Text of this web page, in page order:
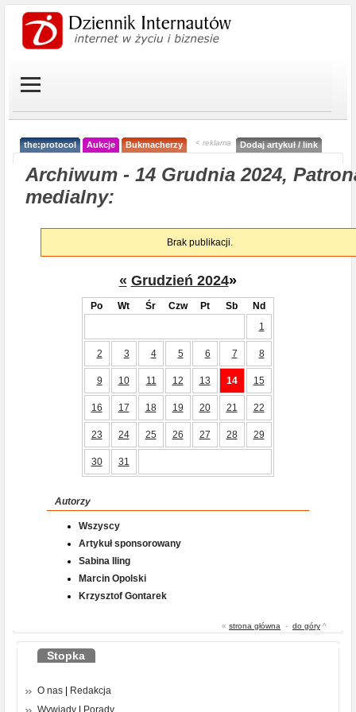
the:protocol Aukcje Bukmacherzy < reklama Dodaj artykuł / link
Archiwum - 14 Grudnia 2024,
medialny:
Brak publikacji.
« Grudzień 2024»
Po Wt Śr Czw Pt Sb
Nd
1
2 3 4 5 6 7 8
9 10 11 12 13 14 15
16 17 18 19 20 21 22
23 24 25 26 27 28 29
30 31
Autorzy
Wszyscy
Artykuł sponsorowany
Sabina Iling
Marcin Opolski
Krzysztof Gontarek
« strona główna - do góry ^
Stopka
O nas
Redakcja
Wywiady
Porady